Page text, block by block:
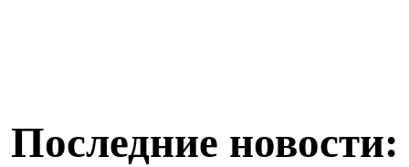
Последние новости: